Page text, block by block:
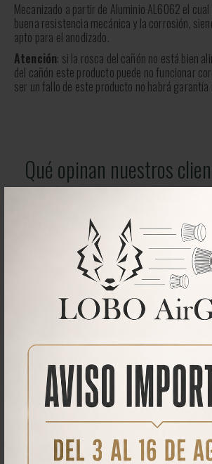
Mecanizado a partir de Aluminio AL6062 el
buena resistencia mecánica y la corrosión,
apto para el anodizado.
Atención: si la rosca del cañón no está bien
del cañón este producto puede no funcionar
ser un fallo de este producto no habrá garantía
Qué opinan nuestros
No se han encontrado comentarios